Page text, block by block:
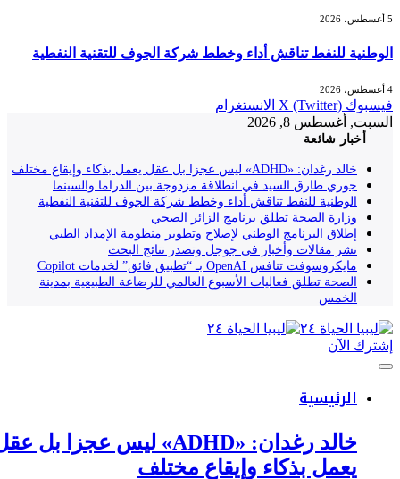
الوطنية للنفط تناقش أداء وخطط شركة الجوف للتقنية النفطية
فيسبوك X (Twitter) الانستغرام
السبت, أغسطس 8, 2026
أخبار شائعة
خالد رغدان: «ADHD» ليس عجزا بل عقل يعمل بذكاء وإيقاع مختلف
جوري طارق السيد في انطلاقة مزدوجة بين الدراما والسينما
الوطنية للنفط تناقش أداء وخطط شركة الجوف للتقنية النفطية
وزارة الصحة تطلق برنامج الزائر الصحي
إطلاق البرنامج الوطني لإصلاح وتطوير منظومة الإمداد الطبي
نشر مقالات وأخبار في جوجل وتصدر نتائج البحث
مايكروسوفت تنافس OpenAI بـ “تطبيق فائق” لخدمات Copilot
الصحة تطلق فعاليات الأسبوع العالمي للرضاعة الطبيعية بمدينة
الخمس
إشترك الآن
الرئيسية
خالد رغدان: «ADHD» ليس عجزا بل عقل
يعمل بذكاء وإيقاع مختلف